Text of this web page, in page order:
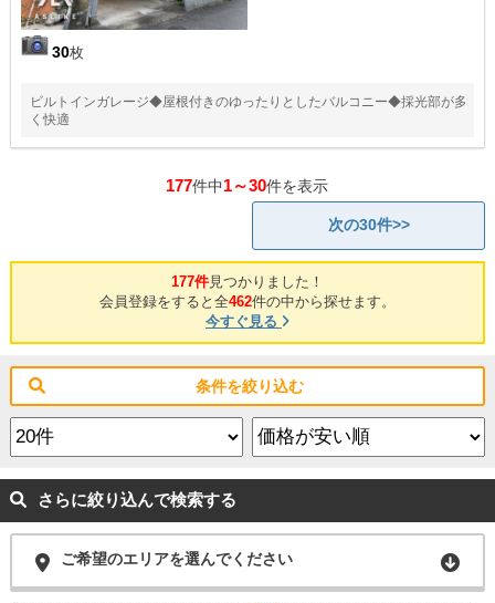
30枚
ビルトインガレージ◆屋根付きのゆったりとしたバルコニー◆採光部が多
く快適
177件中1～30件を表示
次の30件>>
177件見つかりました！
会員登録をすると全462件の中から探せます。
今すぐ見る
条件を絞り込む
さらに絞り込んで検索する
ご希望のエリアを選んでください